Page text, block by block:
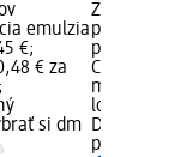
emulzia
€;
€ za
si dm
Značka:
produktu:
pokožku
Cena: 2,45
ml (0,98 €
logo;
Dostupné,
predajňu